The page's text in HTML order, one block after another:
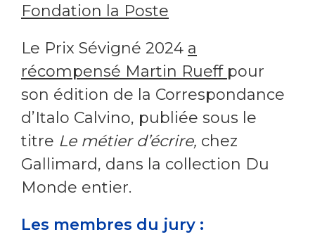
Fondation la Poste
Le Prix Sévigné 2024 a
récompensé Martin Rueff pour
son édition de la Correspondance
d’Italo Calvino, publiée sous le
titre Le métier d’écrire, chez
Gallimard, dans la collection Du
Monde entier.
Les membres du jury :